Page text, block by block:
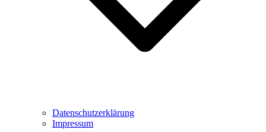
Datenschutzerklärung
Impressum